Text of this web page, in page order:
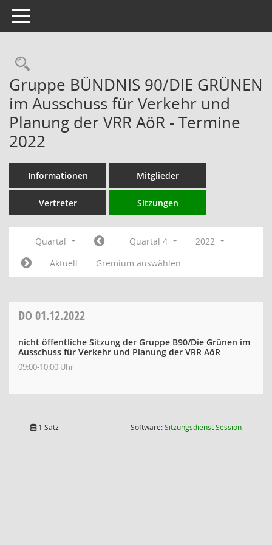
Toggle navigation
Rechercheauswahl
Gruppe BÜNDNIS 90/DIE GRÜNEN
im Ausschuss für Verkehr und
Planung der VRR AöR - Termine
2022
Informationen Mitglieder
Vertreter Sitzungen
Quartal Quartal 4
2022
Aktuell
Gremium auswählen
DO 01.12.2022
nicht öffentliche Sitzung der Gruppe B90/Die Grünen im
Ausschuss für Verkehr und Planung der VRR AöR
09:00-10:00 Uhr
1 Satz Software:SitzungsdienstSession(Wird in